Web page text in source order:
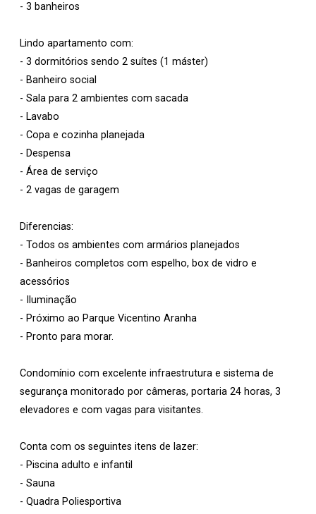
- 3 banheiros
Lindo apartamento com:
- 3 dormitórios sendo 2 suítes (1 máster)
- Banheiro social
- Sala para 2 ambientes com sacada
- Lavabo
- Copa e cozinha planejada
- Despensa
- Área de serviço
- 2 vagas de garagem
Diferencias:
- Todos os ambientes com armários planejados
- Banheiros completos com espelho, box de vidro e
acessórios
- Iluminação
- Próximo ao Parque Vicentino Aranha
- Pronto para morar.
Condomínio com excelente infraestrutura e sistema de
segurança monitorado por câmeras, portaria 24 horas, 3
elevadores e com vagas para visitantes.
Conta com os seguintes itens de lazer:
- Piscina adulto e infantil
- Sauna
- Quadra Poliesportiva